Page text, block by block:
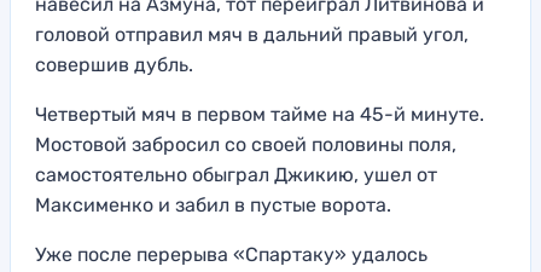
навесил на Азмуна, тот переиграл Литвинова и
головой отправил мяч в дальний правый угол,
совершив дубль.
Четвертый мяч в первом тайме на 45-й минуте.
Мостовой забросил со своей половины поля,
самостоятельно обыграл Джикию, ушел от
Максименко и забил в пустые ворота.
Уже после перерыва «Спартаку» удалось